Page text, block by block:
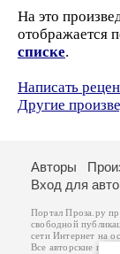
На это
отображается
списке.
Написать
Другие
Авторы
Вход для
Портал Проза.ру
свободной
сети Интернет на
Все авторские